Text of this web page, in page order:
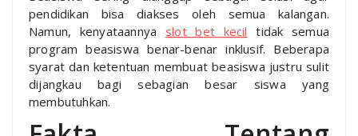
pendidikan bisa diakses oleh semua kalangan.
Namun, kenyataannya slot bet kecil tidak semua
program beasiswa benar-benar inklusif. Beberapa
syarat dan ketentuan membuat beasiswa justru sulit
dijangkau bagi sebagian besar siswa yang
membutuhkan.